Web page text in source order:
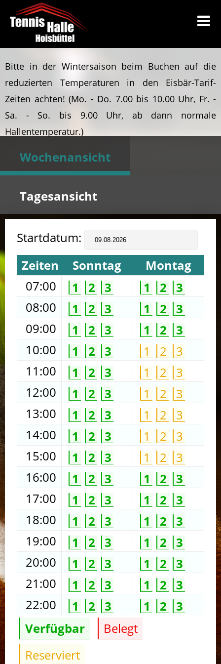
Bitte in der Wintersaison beim Buchen auf die
reduzierten Temperaturen in den Eisbär-Tarif-
Zeiten achten! (Mo. - Do. 7.00 bis 10.00 Uhr, Fr. -
Sa. - So. bis 9.00 Uhr, ab dann normale
Hallentemperatur.)
Wochenansicht
Tagesansicht
Startdatum:
Zeiten
Sonntag
Montag
07:00
1 2 3 1 2
3
08:00
1 2 3 1 2
3
09:00
1 2 3 1 2
3
10:00
1 2 3 1 2
3
11:00
1 2 3 1 2
3
12:00
1 2 3 1 2
3
13:00
1 2 3 1 2
3
14:00
1 2 3 1 2
3
15:00
1 2 3 1 2
3
16:00
1 2 3 1 2
3
17:00
1 2 3 1 2
3
18:00
1 2 3 1 2
3
19:00
1 2 3 1 2
3
20:00
1 2 3 1 2
3
21:00
1 2 3 1 2
3
22:00
1 2 3 1 2
3
Verfügbar
Belegt
Reserviert